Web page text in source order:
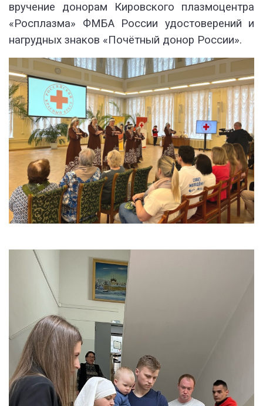
вручение донорам Кировского плазмоцентра
«Росплазма» ФМБА России удостоверений и
нагрудных знаков «Почётный донор России».